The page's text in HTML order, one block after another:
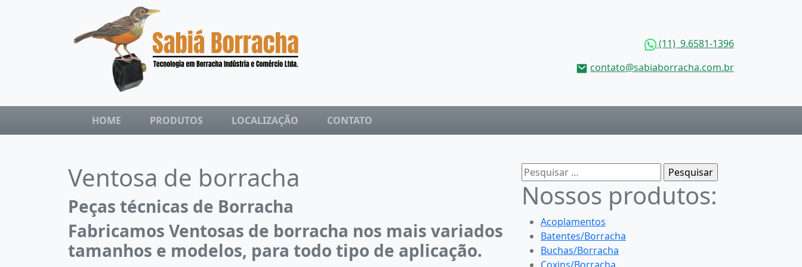
(11) 9.6581-1396
contato@sabiaborracha.com.br
HOME PRODUTOS LOCALIZAÇÃO CONTATO
Ventosa de borracha
Peças técnicas de Borracha
Fabricamos Ventosas de borracha nos mais variados
tamanhos e modelos, para todo tipo de aplicação.
Pesquisar
por:
Nossos produtos:
Acoplamentos
Batentes/Borracha
Buchas/Borracha